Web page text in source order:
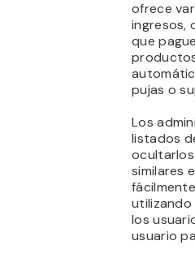
ofrece
ingresos,
que
pujas o
Los
listados
similares
los
usuario